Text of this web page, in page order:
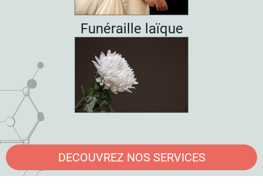
Funéraille laïque
DECOUVREZ NOS SERVICES